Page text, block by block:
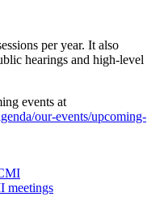
per year. It also
hearings and high-level
events at
our-events/upcoming-
meetings